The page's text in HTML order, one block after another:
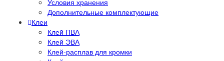
Условия хранения
Дополнительные комплектующие
Клеи
Клей ПВА
Клей ЭВА
Клей-расплав для кромки